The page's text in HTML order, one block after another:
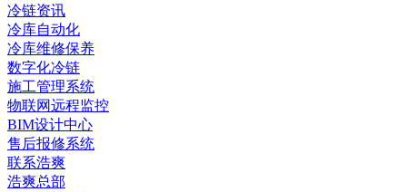
冷链资讯
冷库自动化
冷库维修保养
数字化冷链
施工管理系统
物联网远程监控
BIM设计中心
售后报修系统
联系浩爽
浩爽总部